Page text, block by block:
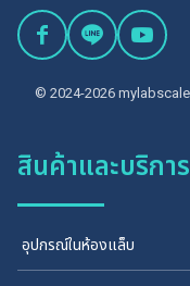
© 2024-2026
สินค้าและบริการ
อุปกรณ์ในห้องแล็บ